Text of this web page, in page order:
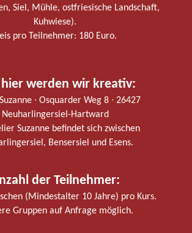
Siel, Mühle, ostfriesische Landschaft,
Kuhwiese).
pro Teilnehmer: 180 Euro.
werden wir kreativ:
∙ Osquarder Weg 8 ∙ 26427
Neuharlingersiel-Hartward
Suzanne befindet sich zwischen
Bensersiel und Esens.
der Teilnehmer:
(Mindestalter 10 Jahre) pro Kurs.
Gruppen auf Anfrage möglich.